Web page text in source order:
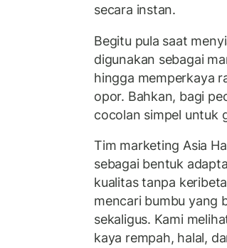
secara instan.
Begitu pula saat
digunakan sebagai
hingga memperkaya
opor. Bahkan, bagi
cocolan simpel untuk
Tim marketing Asia
sebagai bentuk
kualitas tanpa
mencari bumbu yang
sekaligus. Kami
kaya rempah, halal,